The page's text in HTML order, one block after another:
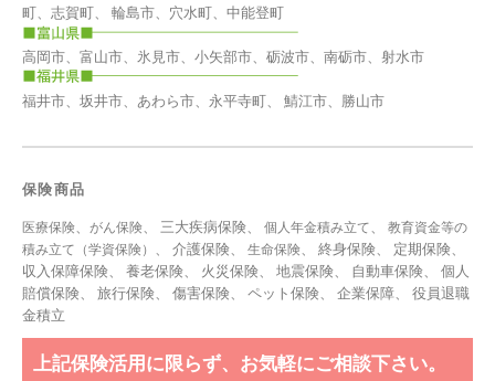
町、志賀町、 輪島市、穴水町、中能登町
高岡市、富山市、氷見市、小矢部市、砺波市、南砺市、射水市
福井市、坂井市、あわら市、永平寺町、 鯖江市、勝山市
保険商品
医療保険 がん保険 、 三大疾病保険、 個人年金積み立て
教育資金等の
積み立て（学資保険）
、 介護保険、 生命保険 、 終身保険、 定期保険、
収入保障保険、 養老保険、 火災保険、 地震保険、 自動車保険、 個人
賠償保険、 旅行保険、 傷害保険、 ペット保険、 企業保障
役員退職
金積立
上記保険活用に限らず、お気軽にご相談下さい。